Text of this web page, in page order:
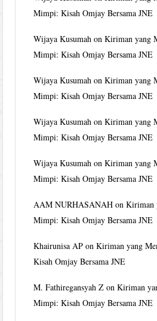
Mimpi: Kisah Omjay Bersama JNE
Wijaya Kusumah onKiriman yang
Mimpi: Kisah Omjay Bersama JNE
Wijaya Kusumah onKiriman yang
Mimpi: Kisah Omjay Bersama JNE
Wijaya Kusumah onKiriman yang
Mimpi: Kisah Omjay Bersama JNE
Wijaya Kusumah onKiriman yang
Mimpi: Kisah Omjay Bersama JNE
AAM NURHASANAH onKiriman
Mimpi: Kisah Omjay Bersama JNE
Khairunisa AP onKiriman yang
Kisah Omjay Bersama JNE
M. Fathiregansyah Z onKiriman
Mimpi: Kisah Omjay Bersama JNE